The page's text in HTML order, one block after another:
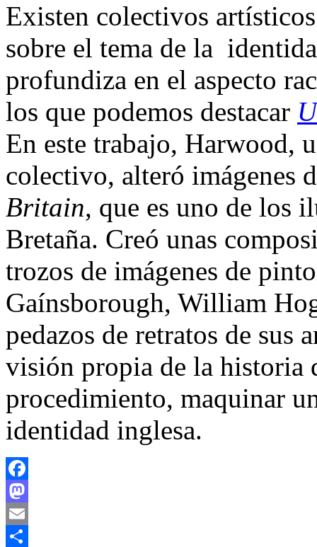
Existen colectivos
sobre el tema de la
profundiza en el aspecto
los que podemos destacar
En este trabajo, Harwood,
colectivo, alteró imágenes
Britain, que es uno de los
Bretaña. Creó unas
trozos de imágenes de
Gaínsborough, William
pedazos de retratos de sus
visión propia de la historia
procedimiento, maquinar
identidad inglesa.
Facebook
Mastodon
Email